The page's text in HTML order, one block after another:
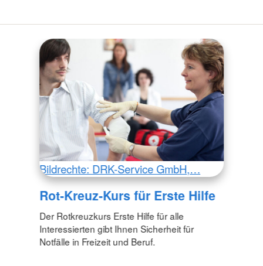
Bildrechte: DRK-Service GmbH,…
Rot-Kreuz-Kurs für Erste Hilfe
Der Rotkreuzkurs Erste Hilfe für alle
Interessierten gibt Ihnen Sicherheit für
Notfälle in Freizeit und Beruf.